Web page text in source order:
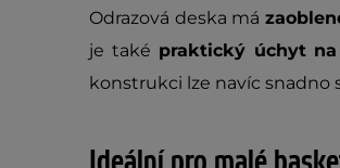
Odrazová deska má
je také praktický úchyt
konstrukci lze navíc snadno